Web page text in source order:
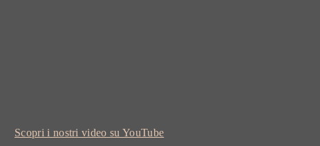
Scopri i nostri video su YouTube